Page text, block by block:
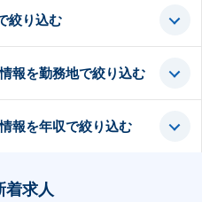
絞り込む
報を勤務地で絞り込む
報を年収で絞り込む
着求人